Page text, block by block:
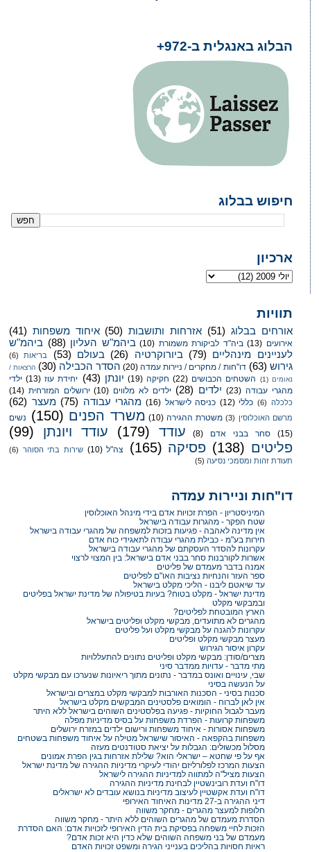
הבלוג באנגלית ב-972+
חיפוש בבלוג
ארכיון
תוויות
אורחים בבלוג (51) אזרחות ותושבות (50) איחוד משפחות (41)
אירועים (13) ביה"ד לביקורת משמורת (10) ביהמ"ש העליון (88) ביהמ"ש
לעניינים מינהליים
(79) ביורוקרטיה (26) בעולם (53) בריאות (6)
גירוש (63) דו"חות / מחקרים / ניירות עמדה (20) הסדר הכבילה (30) הרצאות /
נאומים (1) השטחים הכבושים (22) חקיקה (19) יונתן (43) יחידת עוז (13) ילדי
מהגרי עבודה (23) ילדים (28) ילדים לא מלווים (10) ירושלים המזרחית (14)
כלכלה (6) כללי (12) כניסה לישראל (16) מהגרי עבודה (75) מעצר (62)
מרשם האוכלוסין (3) משטרת ההגירה (10) משרד הפנים (150)
נשים
(15)
סחר בבני אדם (8) עודד (179) עודד ויונתן
(99)
פליטים (138) פסיקה (165) צה"ל (10) שירות בתי הסוהר (6)
תעודת זהות ומסמכי נסיעה (5)
דו"חות וניירות עמדה
המיניסטריון - הפרת זכויות אדם בידי מינהל האוכלוסין
שטח הפקר - מהגרות עבודה בישראל
אין מדינה לאהבה - פגיעות בזכות למשפחה של מהגרי עבודה בישראל
חירות בע"מ - כבילת מהגרי עבודה לתאגידי כוח אדם
עקרונות להסדר העסקתם של מהגרי עבודה בישראל
אשרות לקורבנות סחר בבני אדם בישראל: בין המצוי לרצוי
אמנה בדבר מעמדם של פליטים
ספר העזר והנחיות נציבות האו"ם לפליטים
עד שיאטם ליבנו - הליכי מקלט בישראל
מדינת ישראל - מקלט בטוח? בעיות בטיפולה של מדינת ישראל בפליטים
ובמבקשי מקלט
הארץ המובטחת לפליטים?
מהגרים לא מתועדים, מבקשי מקלט ופליטים בישראל
עקרונות להגנה על מבקשי מקלט ועל פליטים
מעצר מבקשי מקלט ופליטים
עקרון איסור הגירוש
מצרים/סודן: מבקשי מקלט ופליטים נתונים להתעללויות
מתי מדבר - עדויות ממדבר סיני
שבי, עינויים ואונס במדבר - נתונים מתוך ריאיונות שנערכו עם מבקשי מקלט
על הנעשה בסיני
סכנות בסיני - הסכנות האורבות למבקשי מקלט במצרים ובישראל
אין לאן לברוח - הומואים פלסטינים המבקשים מקלט בישראל
מעבר לגבול החוקיות - פגיעה בפלסטינים השוהים בישראל ללא היתר
משפחות קרועות - הפרדת משפחות על בסיס מדיניות מפלה
משפחות אסורות - איחוד משפחות ורישום ילדים במזרח ירושלים
משפחות בהקפאה - האיסור שישראל מטילה על איחוד משפחות בשטחים
מסלול מכשולים: הגבלות על יציאת סטודנטים מעזה
אף על פי שחטא – ישראלי הוא? שלילת אזרחות בגין הפרת אמונים
הצעות המרכז לפלורליזם יהודי לעיקרי מדיניות ההגירה של מדינת ישראל
הצעות מציל"ה למתווה למדיניות ההגירה לישראל
דו"ח ועדת רובינשטיין לבחינת מדיניות ההגירה
דו"ח ועדת אקשטיין לעיצוב מדיניות בנושא עובדים לא ישראלים
דיני ההגירה ב-27 מדינות האיחוד האירופי
חלופות למעצר מהגרים - מחקר משווה
הסדרת מעמדם של מהגרים השוהים ללא היתר - מחקר משווה
הזכות לחיי משפחה בפסיקת בית הדין האירופי לזכויות אדם: האם הסדרת
מעמדם של בני משפחה השוהים שלא כדין היא זכות אדם?
ראיות חסויות בהליכים בענייני הגירה ומשפט זכויות האדם